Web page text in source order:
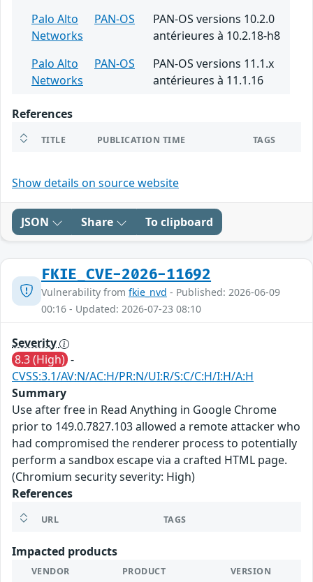
Palo Alto
Networks
PAN-OS
PAN-OS versions 10.2.0
antérieures à 10.2.18-h8
Palo Alto
Networks
PAN-OS
PAN-OS versions 11.1.x
antérieures à 11.1.16
References
TITLE PUBLICATION TIME TAGS
Show details on source website
JSON Share To clipboard
FKIE_CVE-2026-11692
Vulnerability from fkie_nvd - Published: 2026-06-09
00:16 - Updated: 2026-07-23 08:10
Severity
8.3 (High) -
CVSS:3.1/AV:N/AC:H/PR:N/UI:R/S:C/C:H/I:H/A:H
Summary
Use after free in Read Anything in Google Chrome
prior to 149.0.7827.103 allowed a remote attacker who
had compromised the renderer process to potentially
perform a sandbox escape via a crafted HTML page.
(Chromium security severity: High)
References
URL TAGS
Impacted products
VENDOR PRODUCT VERSION